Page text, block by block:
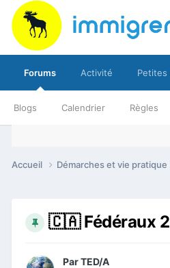
Forums
Blogs Calendrier Règles
Activité Petites
Accueil Démarches et vie pratique
🇨🇦 Fédéraux
ParTED/A